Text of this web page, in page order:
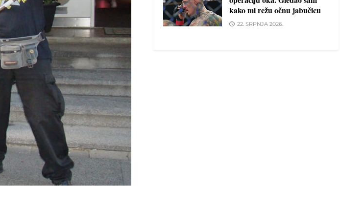
kako mi režu očnu jabučicu
22. SRPNJA 2026.